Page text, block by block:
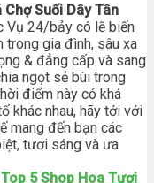
Suối Dây Tân
Vụ 24/bảy có lẽ biến
trong gia đình, sâu xa
& đẳng cấp và sang
ngọt sẻ bùi trong
điểm này có khá
khác nhau, hãy tới với
mang đến bạn các
tươi sáng và ưa
Top 5 Shop Hoa Tươi